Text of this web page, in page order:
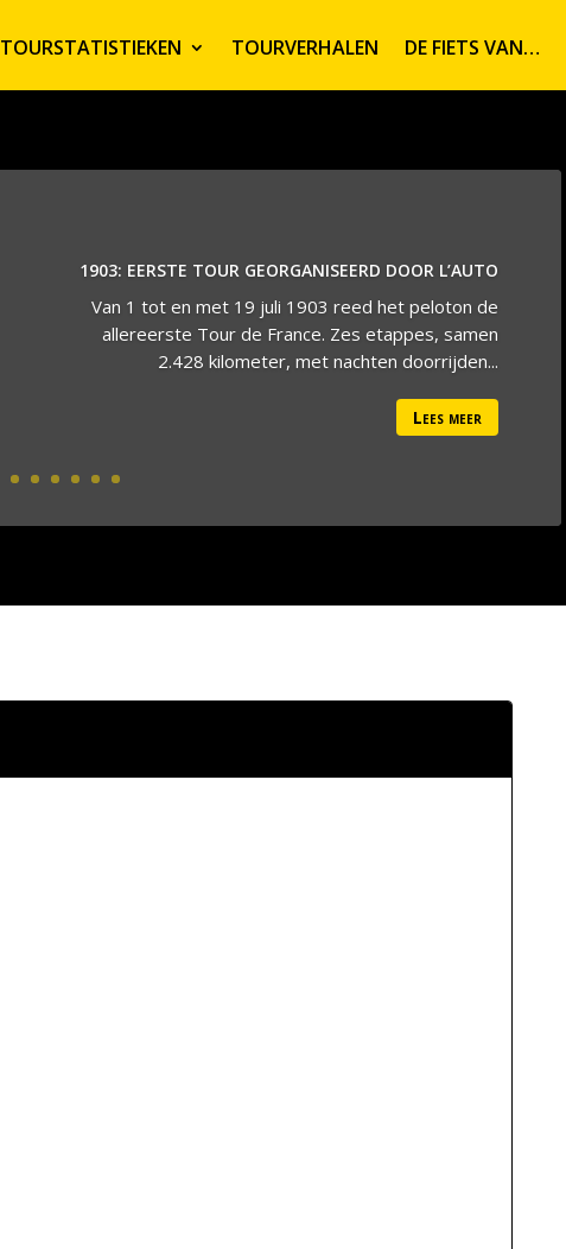
TOURSTATISTIEKEN TOURVERHALEN DE FIETS VAN…
1903: EERSTE TOUR GEORGANISEERD DOOR L’AUTO
Van 1 tot en met 19 juli 1903 reed het peloton de
allereerste Tour de France. Zes etappes, samen
2.428 kilometer, met nachten doorrijden...
Lees meer